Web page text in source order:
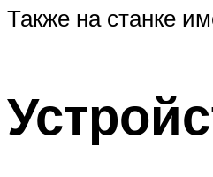
Также на станке